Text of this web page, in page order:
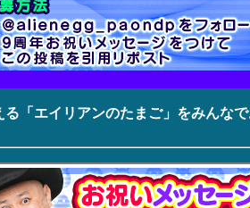
る「エイリアンのたまご」をみんな